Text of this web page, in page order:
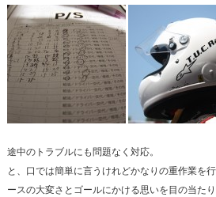
途中のトラブルにも問題なく対応。
と、口では簡単に言うけれどかなりの重作業を
ースの大変さとゴールにかける思いを目の当たり